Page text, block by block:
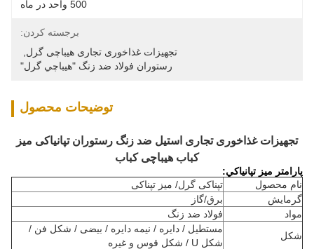
500 واحد در ماه
برجسته کردن:
تجهیزات غذاخوری تجاری هیباچی گرل
رستوران فولاد ضد زنگ "هيباچي گرل"
توضیحات محصول
تجهیزات غذاخوری تجاری استیل ضد زنگ رستوران تپانیاکی میز
کباب هیباچی کباب
پارامتر ميز تپانياكي:
نام محصول
تپناکی گرل/ میز تپناکی
گرمایش
برق/گاز
مواد
فولاد ضد زنگ
شکل
مستطیل / دایره / نیمه دایره / بیضی / شکل فن /
شکل U / شکل قوس و غیره